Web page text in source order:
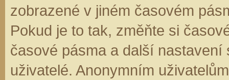
zobrazené v jiném časovém
Pokud je to tak, změňte si
časové pásma a další
uživatelé. Anonymním